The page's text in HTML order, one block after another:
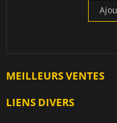
MEILLEURS VENTES
LIENS DIVERS